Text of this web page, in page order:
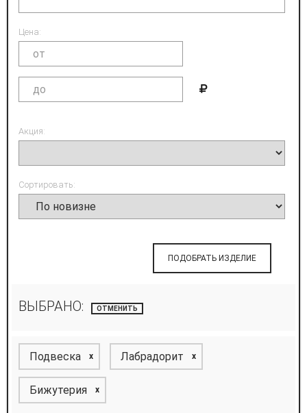
Цена:
Акция:
Сортировать:
ПОДОБРАТЬ ИЗДЕЛИЕ
ВЫБРАНО: ОТМЕНИТЬ
Подвеска x Лабрадорит x
Бижутерия x